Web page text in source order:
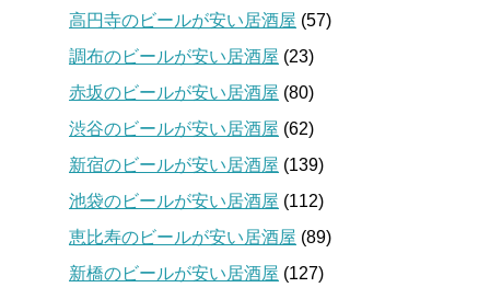
高円寺のビールが安い居酒屋 (57)
調布のビールが安い居酒屋 (23)
赤坂のビールが安い居酒屋 (80)
渋谷のビールが安い居酒屋 (62)
新宿のビールが安い居酒屋 (139)
池袋のビールが安い居酒屋 (112)
恵比寿のビールが安い居酒屋 (89)
新橋のビールが安い居酒屋 (127)